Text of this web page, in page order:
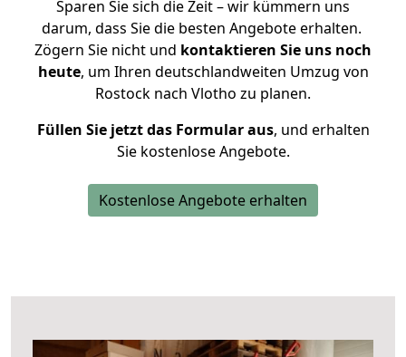
Sparen Sie sich die Zeit – wir kümmern uns
darum, dass Sie die besten Angebote erhalten.
Zögern Sie nicht und kontaktieren Sie uns noch
heute, um Ihren deutschlandweiten Umzug von
Rostock nach Vlotho zu planen.
Füllen Sie jetzt das Formular aus, und erhalten
Sie kostenlose Angebote.
Kostenlose Angebote erhalten